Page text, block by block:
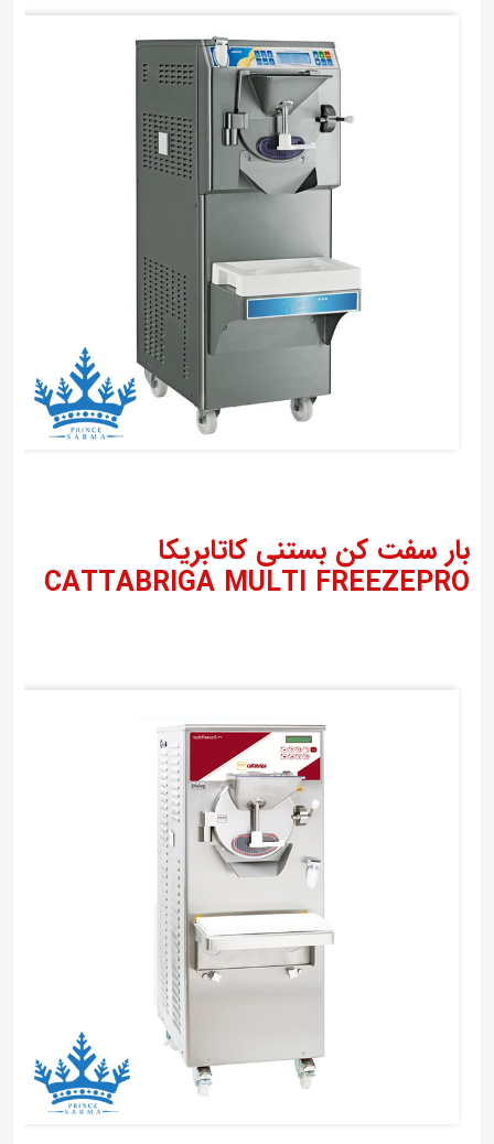
بار سفت کن بستنی کاتابریکا
CATTABRIGA MULTI FREEZEPRO